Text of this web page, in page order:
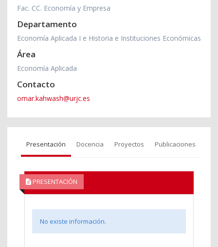
Fac. CC. Economía y Empresa
Departamento
Economía Aplicada I e Historia e Instituciones Económicas
Área
Economía Aplicada
Contacto
omar.kahwash@urjc.es
Presentación Docencia Proyectos Publicaciones
PRESENTACIÓN
No existe información.